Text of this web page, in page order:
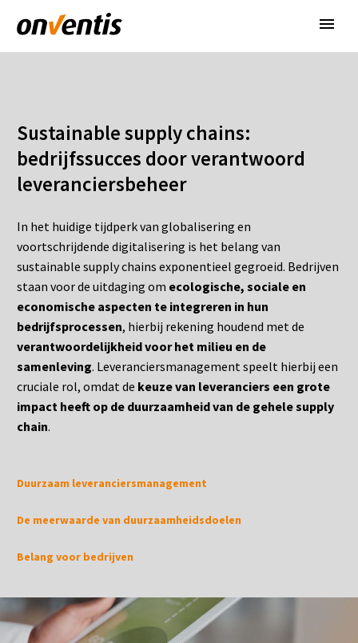
Sustainable supply chains:
bedrijfssucces door verantwoord
leveranciersbeheer
In het huidige tijdperk van globalisering en
voortschrijdende digitalisering is het belang van
sustainable supply chains exponentieel gegroeid. Bedrijven
staan voor de uitdaging om ecologische, sociale en
economische aspecten te integreren in hun
bedrijfsprocessen, hierbij rekening houdend met de
verantwoordelijkheid voor het milieu en de
samenleving. Leveranciersmanagement speelt hierbij een
cruciale rol, omdat de keuze van leveranciers een grote
impact heeft op de duurzaamheid van de gehele supply
chain.
Duurzaam leveranciersmanagement
De meerwaarde van duurzaamheidsdoelen
Belang voor bedrijven